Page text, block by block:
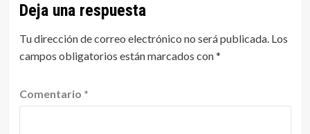
Deja una respuesta
Tu dirección de correo electrónico no será publicada. Los
campos obligatorios están marcados con*
Comentario *